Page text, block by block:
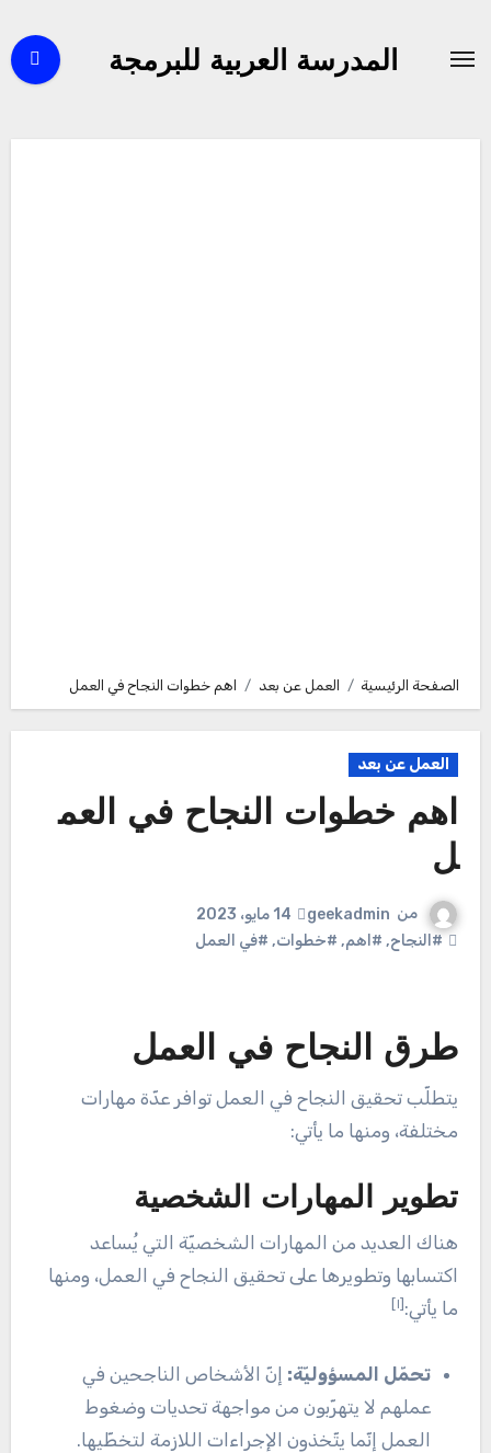
المدرسة العربية للبرمجة
الصفحة الرئيسية العمل عن بعد اهم خطوات النجاح في العمل
العمل عن بعد
اهم خطوات النجاح في العم
ل
من geekadmin
14 مايو، 2023
#النجاح, #اهم, #خطوات, #في العمل
طرق النجاح في العمل
يتطلّب تحقيق النجاح في العمل توافر عدّة مهارات
مختلفة، ومنها ما يأتي:
تطوير المهارات الشخصية
هناك العديد من المهارات الشخصيّة التي يُساعد
اكتسابها وتطويرها على تحقيق النجاح في العمل، ومنها
ما يأتي: [١]
تحمّل المسؤوليّة: إنّ الأشخاص الناجحين في
عملهم لا يتهرّبون من مواجهة تحديات وضغوط
العمل إنّما يتّخذون الإجراءات اللازمة لتخطّيها.